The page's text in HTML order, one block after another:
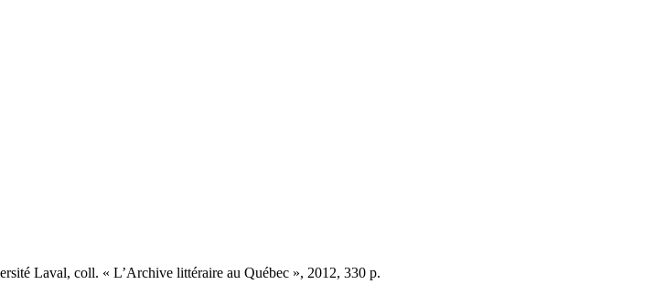
Laval, coll. « L’Archive littéraire au Québec », 2012, 330 p.